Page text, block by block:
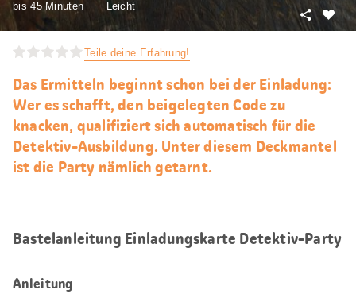
Teile deine Erfahrung!
bis 45 Minuten
Leicht
Als
Teilen
Das Ermitteln beginnt schon bei der Einladung:
Wer es schafft, den beigelegten Code zu
knacken, qualifiziert sich automatisch für die
Detektiv-Ausbildung. Unter diesem Deckmantel
ist die Party nämlich getarnt.
Bastelanleitung Einladungskarte Detektiv-Party
Anleitung